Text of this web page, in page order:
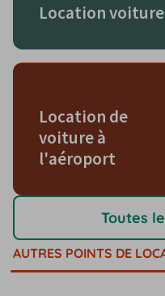
Location
Location de
voiture à
l'aéroport
Toutes
AUTRES POINTS DE